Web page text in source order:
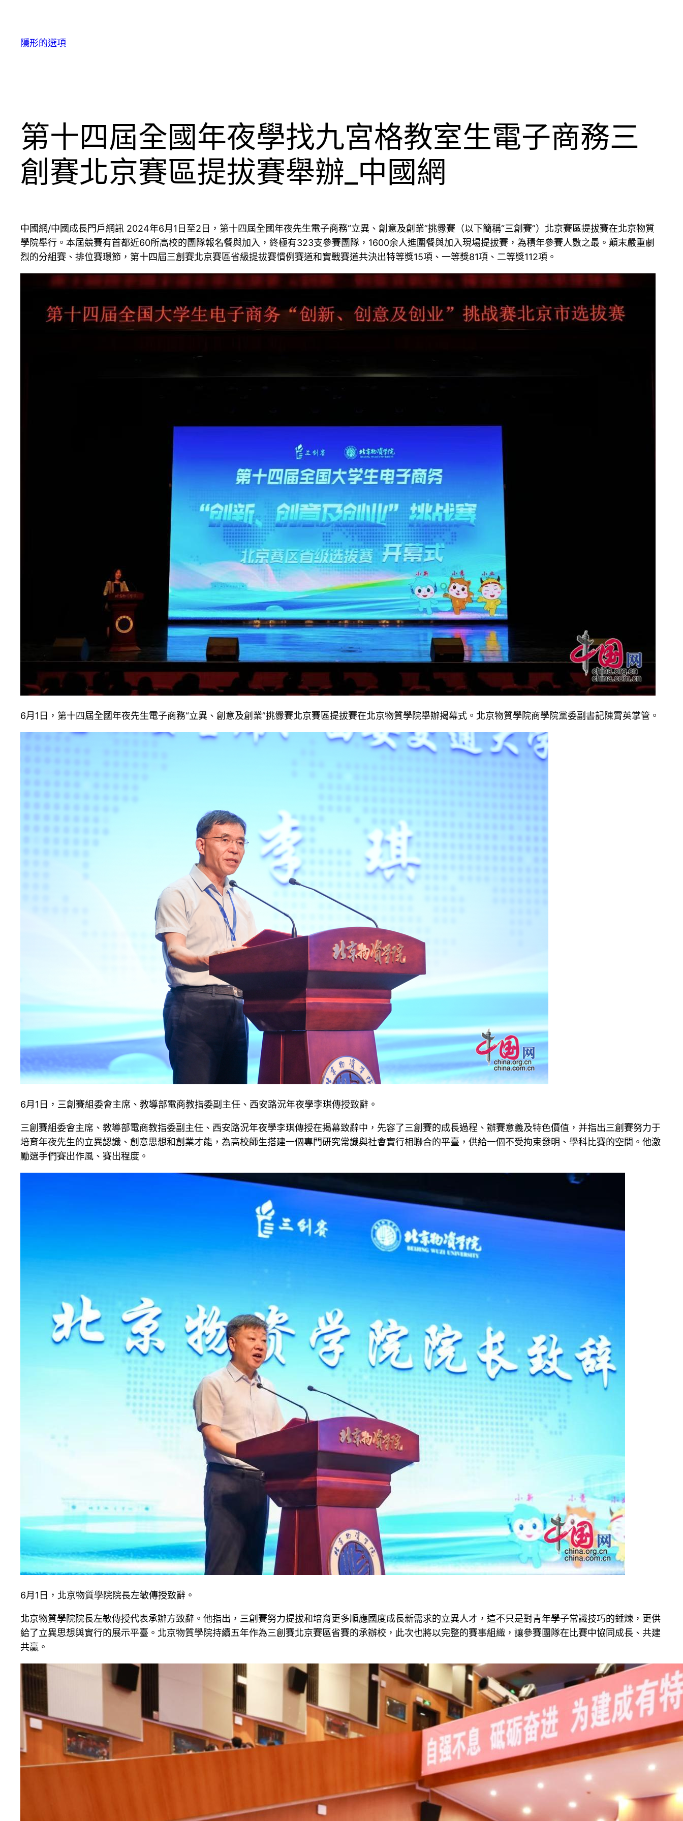
隱形的選項
第十四屆全國年夜學找九宮格教室生電子商務三
創賽北京賽區提拔賽舉辦_中國網
中國網/中國成長門戶網訊 2024年6月1日至2日，第十四屆全國年夜先生電子商務“立異、創意及創業”挑釁賽（以下簡稱“三創賽”）北京賽區提拔賽在北京物質
學院舉行。本屆競賽有首都近60所高校的團隊報名餐與加入，終極有323支參賽團隊，1600余人進圍餐與加入現場提拔賽，為積年參賽人數之最。顛末嚴重劇
烈的分組賽、排位賽環節，第十四屆三創賽北京賽區省級提拔賽慣例賽道和實戰賽道共決出特等獎15項、一等獎81項、二等獎112項。
6月1日，第十四屆全國年夜先生電子商務“立異、創意及創業”挑釁賽北京賽區提拔賽在北京物質學院舉辦揭幕式。北京物質學院商學院黨委副書記陳霄英掌管。
6月1日，三創賽組委會主席、教導部電商教指委副主任、西安路況年夜學李琪傳授致辭。
三創賽組委會主席、教導部電商教指委副主任、西安路況年夜學李琪傳授在揭幕致辭中，先容了三創賽的成長過程、辦賽意義及特色價值，并指出三創賽努力于
培育年夜先生的立異認識、創意思想和創業才能，為高校師生搭建一個專門研究常識與社會實行相聯合的平臺，供給一個不受拘束發明、學科比賽的空間。他激
勵選手們賽出作風、賽出程度。
6月1日，北京物質學院院長左敏傳授致辭。
北京物質學院院長左敏傳授代表承辦方致辭。他指出，三創賽努力提拔和培育更多順應國度成長新需求的立異人才，這不只是對青年學子常識技巧的錘煉，更供
給了立異思想與實行的展示平臺。北京物質學院持續五年作為三創賽北京賽區省賽的承辦校，此次也將以完整的賽事組織，讓參賽團隊在比賽中協同成長、共建
共贏。